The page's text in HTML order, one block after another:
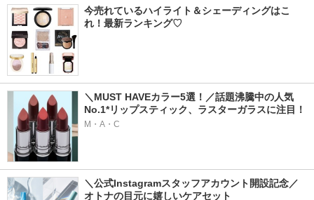
今売れているハイライト＆シェーディングはこ
れ！最新ランキング♡
＼MUST HAVEカラー5選！／話題沸騰中の人気
No.1*リップスティック、ラスターガラスに注目！
M・A・C
＼公式Instagramスタッフアカウント開設記念／
オトナの目元に嬉しいケアセット